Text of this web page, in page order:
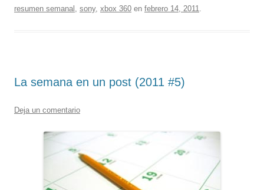
resumen semanal , sony, xbox 360 en febrero 14, 2011.
La semana en un post (2011 #5)
Deja un comentario